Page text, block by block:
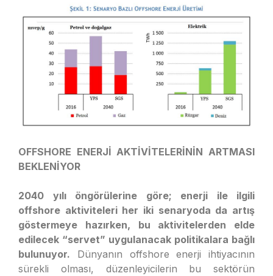
OFFSHORE ENERJİ AKTİVİTELERİNİN ARTMASI
BEKLENİYOR
2040 yılı öngörülerine göre; enerji ile ilgili
offshore aktiviteleri her iki senaryoda da artış
göstermeye hazırken, bu aktivitelerden elde
edilecek “servet” uygulanacak politikalara bağlı
bulunuyor. Dünyanın offshore enerji ihtiyacının
sürekli olması, düzenleyicilerin bu sektörün